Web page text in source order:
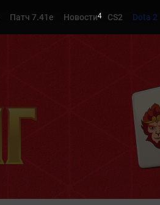
Патч 7.41e Новости CS2 Dota 2
3